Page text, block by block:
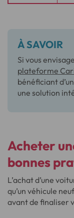
À SAVOIR
Si vous
plateforme
bénéficiant
une solution
Acheter
bonnes
L’achat d’une
qu’un véhicule
avant de finaliser